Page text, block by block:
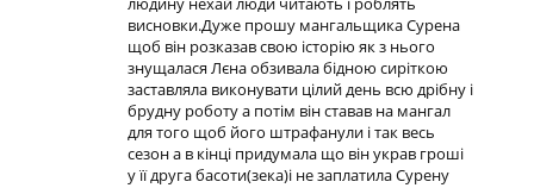
висновки.Дуже прошу мангальщика Сурена
щоб він розказав свою історію як з нього
знущалася Лєна обзивала бідною сиріткою
заставляла виконувати цілий день всю дрібну і
брудну роботу а потім він ставав на мангал
для того щоб його штрафанули і так весь
сезон а в кінці придумала що він украв гроші
у її друга басоти(зека)і не заплатила Сурену